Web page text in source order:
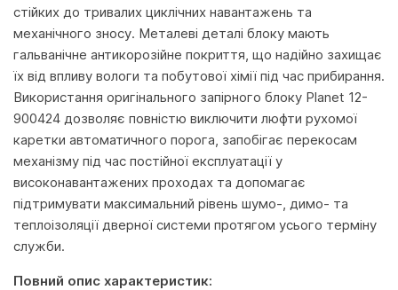
стійких до тривалих циклічних навантажень та
механічного зносу. Металеві деталі блоку мають
гальванічне антикорозійне покриття, що надійно захищає
їх від впливу вологи та побутової хімії під час прибирання.
Використання оригінального запірного блоку Planet 12-
900424 дозволяє повністю виключити люфти рухомої
каретки автоматичного порога, запобігає перекосам
механізму під час постійної експлуатації у
високонавантажених проходах та допомагає
підтримувати максимальний рівень шумо-, димо- та
теплоізоляції дверної системи протягом усього терміну
служби.
Повний опис характеристик: